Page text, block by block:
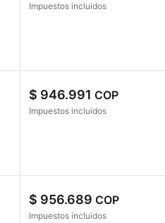
Impuestos incluidos
$ 946.991 COP
Impuestos incluidos
$ 956.689 COP
Impuestos incluidos